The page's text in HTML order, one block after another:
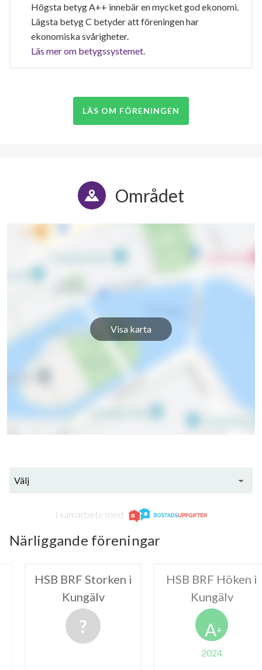
Högsta betyg A++ innebär en mycket god ekonomi.
Lägsta betyg C betyder att föreningen har
ekonomiska svårigheter.
Läs mer om betygssystemet.
LÄS OM FÖRENINGEN
Området
Visa karta
Välj
I samarbete med
Närliggande föreningar
Storken i
HSB BRF Höken i
HSB